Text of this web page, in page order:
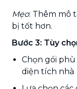
Mẹo: Thêm mô
bị tốt hơn.
Bước 3: Tùy
Chọn gói phù
diện tích nhà